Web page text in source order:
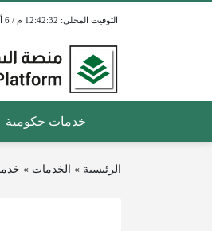
12:42:33 م / 6 أغسطس 2026
خدمات حكومية
الرئيسية » الخدمات »